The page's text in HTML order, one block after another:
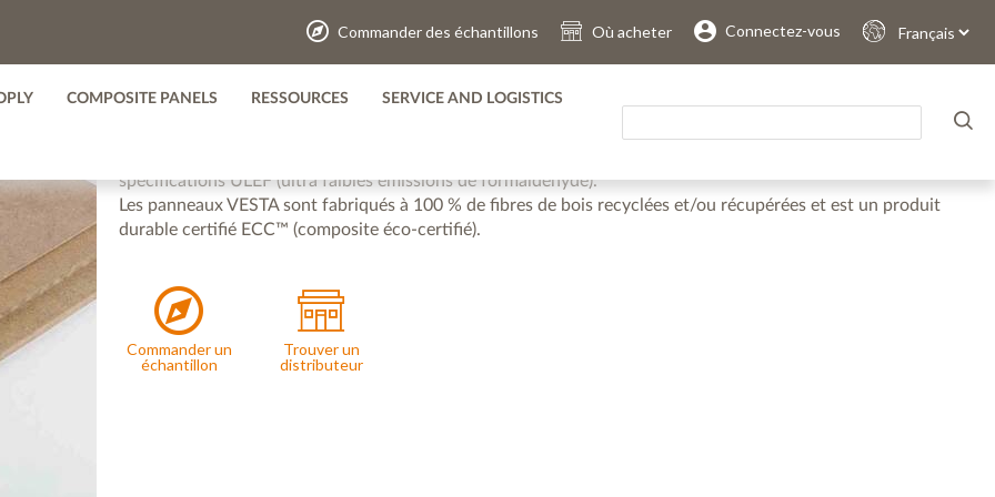
Commander des échantillons Où acheter Connectez-vous
Sprache
auswählen
COMPOSITE PANELS RESSOURCES SERVICE AND LOGISTICS
. . . . .
spécifications ULEF (ultra faibles émissions de formaldéhyde).
Les panneaux VESTA sont fabriqués à 100 % de fibres de bois recyclées et/ou récupérées et est un produit
durable certifié ECC™ (composite éco-certifié).
Commander un
échantillon
Trouver un
distributeur